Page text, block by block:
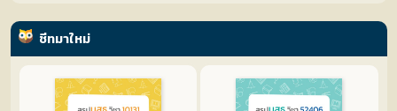
ชีท
ชีทมาใหม่